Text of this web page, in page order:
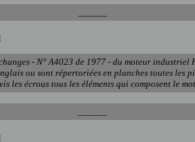
- N° A4023 de 1977 - du moteur industriel
ou sont répertoriées en planches toutes les
les écrous tous les éléments qui composent le